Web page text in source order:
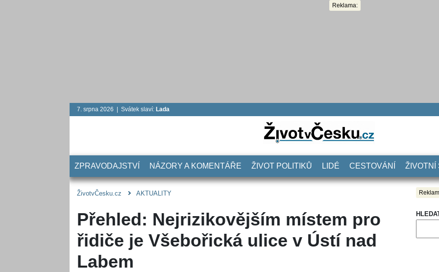
Reklama:
7. srpna 2026 | Svátek slaví: Lada
ZPRAVODAJSTVÍ NÁZORY A KOMENTÁŘE ŽIVOT POLITIKŮ LIDÉ CESTOVÁNÍ ŽIVOTNÍ
ŽivotvČesku.cz AKTUALITY
Přehled: Nejrizikovějším místem pro
řidiče je Všebořická ulice v Ústí nad
Labem